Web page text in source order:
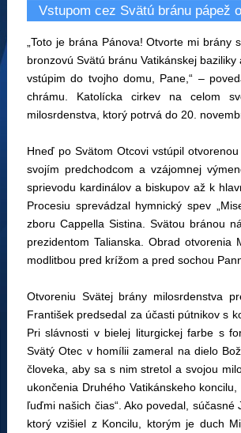
Vstupom cez Svätú bránu pápež
„Toto je brána Pánova! Otvorte mi brány
bronzovú Svätú bránu Vatikánskej
vstúpim do tvojho domu, Pane,“ –
chrámu. Katolícka cirkev na celom
milosrdenstva, ktorý potrvá do 20.
Hneď po Svätom Otcovi vstúpil
svojím predchodcom a vzájomnej
sprievodu kardinálov a biskupov až k
Procesiu sprevádzal hymnický spev
zboru Cappella Sistina. Svätou bránou
prezidentom Talianska. Obrad
modlitbou pred krížom a pred sochou
Otvoreniu Svätej brány milosrdenstva
František predsedal za účasti pútnikov s
Pri slávnosti v bielej liturgickej farbe s
Svätý Otec v homílii zameral na dielo
človeka, aby sa s nim stretol a svojou
ukončenia Druhého Vatikánskeho
ľuďmi našich čias“. Ako povedal,
ktorý vzišiel z Koncilu, ktorým je duch